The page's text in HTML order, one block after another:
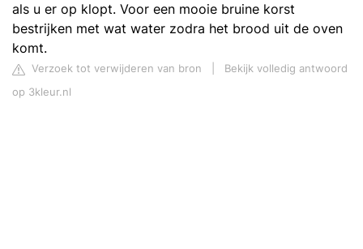
als u er op klopt. Voor een mooie bruine korst
bestrijken met wat water zodra het brood uit de oven
komt.
Verzoek tot verwijderen van bron
Bekijk volledig antwoord
op 3kleur.nl